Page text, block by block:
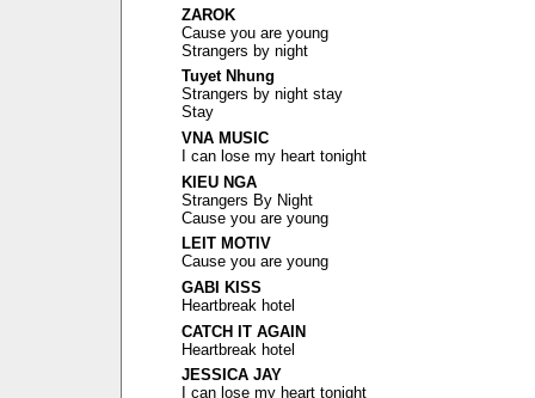
ZAROK
Cause you are young
Strangers by night
Tuyet Nhung
Strangers by night stay
Stay
VNA MUSIC
I can lose my heart tonight
KIEU NGA
Strangers By Night
Cause you are young
LEIT MOTIV
Cause you are young
GABI KISS
Heartbreak hotel
CATCH IT AGAIN
Heartbreak hotel
JESSICA JAY
I can lose my heart tonight